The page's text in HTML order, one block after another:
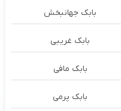
بابک جهانبخش
بابک غریبی
بابک مافی
بابک پرمی